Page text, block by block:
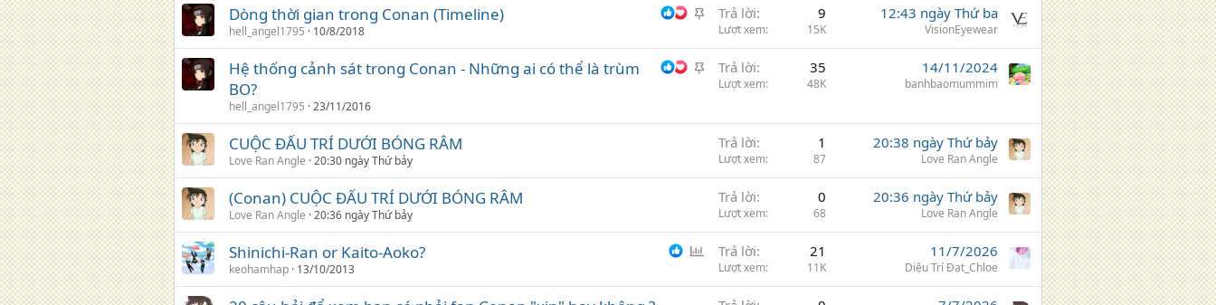
G
i
m
Dòng thời gian trong Conan (Timeline)
hell_angel1795 10/8/2018
Trả lời 9
Lượt xem 15K
12:43 ngày Thứ ba
VisionEyewear
G
m
Hệ thống cảnh sát trong Conan - Những ai có thể là trùm
BO?
hell_angel1795 23/11/2016
Trả lời 35
Lượt xem 48K
14/11/2024
banhbaomummim
CUỘC ĐẤU TRÍ DƯỚI BÓNG RÂM
Love Ran Angle 20:30 ngày Thứ bảy
Trả lời 1
Lượt xem 87
20:38 ngày Thứ bảy
Love Ran Angle
(Conan) CUỘC ĐẤU TRÍ DƯỚI BÓNG RÂM
Love Ran Angle 20:36 ngày Thứ bảy
Trả lời 0
Lượt xem 68
20:36 ngày Thứ bảy
Love Ran Angle
n
Shinichi-Ran or Kaito-Aoko?
keohamhap 13/10/2013
Trả lời 21
Lượt xem 11K
11/7/2026
Diệu Trí Đạt_Chloe